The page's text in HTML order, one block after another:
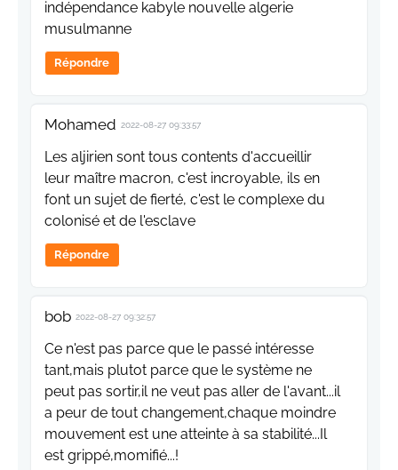
indépendance kabyle nouvelle algerie
musulmanne
Répondre
Mohamed 2022-08-27 09:33:57
Les aljirien sont tous contents d'accueillir
leur maître macron, c'est incroyable, ils en
font un sujet de fierté, c'est le complexe du
colonisé et de l'esclave
Répondre
bob 2022-08-27 09:32:57
Ce n'est pas parce que le passé intéresse
tant,mais plutot parce que le système ne
peut pas sortir,il ne veut pas aller de l'avant...il
a peur de tout changement,chaque moindre
mouvement est une atteinte à sa stabilité...Il
est grippé,momifié...!